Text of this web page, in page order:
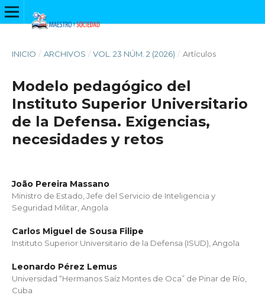
INICIO / ARCHIVOS / VOL. 23 NÚM. 2 (2026) / Artículos
Modelo pedagógico del
Instituto Superior Universitario
de la Defensa. Exigencias,
necesidades y retos
João Pereira Massano
Ministro de Estado, Jefe del Servicio de Inteligencia y
Seguridad Militar, Angola
Carlos Miguel de Sousa Filipe
Instituto Superior Universitario de la Defensa (ISUD), Angola
Leonardo Pérez Lemus
Universidad “Hermanos Saíz Montes de Oca” de Pinar de Río,
Cuba